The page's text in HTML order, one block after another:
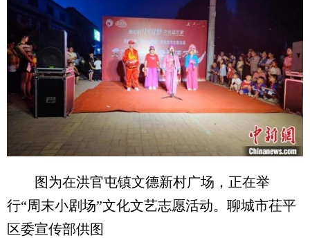
图为在洪官屯镇文德新村广场，正在举
行“周末小剧场”文化文艺志愿活动。聊城市茌平
区委宣传部供图